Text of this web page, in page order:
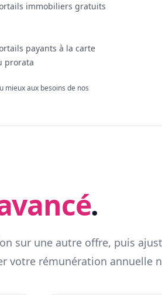
immobiliers gratuits
payants à la carte
prorata
mieux aux besoins de nos
.
sur une autre offre, puis
votre rémunération annuelle